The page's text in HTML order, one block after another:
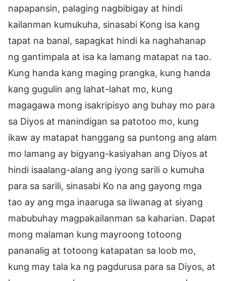
napapansin, palaging nagbibigay at hindi
kailanman kumukuha, sinasabi Kong isa kang
tapat na banal, sapagkat hindi ka naghahanap
ng gantimpala at isa ka lamang matapat na tao.
Kung handa kang maging prangka, kung handa
kang gugulin ang lahat-lahat mo, kung
magagawa mong isakripisyo ang buhay mo para
sa Diyos at manindigan sa patotoo mo, kung
ikaw ay matapat hanggang sa puntong ang alam
mo lamang ay bigyang-kasiyahan ang Diyos at
hindi isaalang-alang ang iyong sarili o kumuha
para sa sarili, sinasabi Ko na ang gayong mga
tao ay ang mga inaaruga sa liwanag at siyang
mabubuhay magpakailanman sa kaharian. Dapat
mong malaman kung mayroong totoong
pananalig at totoong katapatan sa loob mo,
kung may tala ka ng pagdurusa para sa Diyos, at